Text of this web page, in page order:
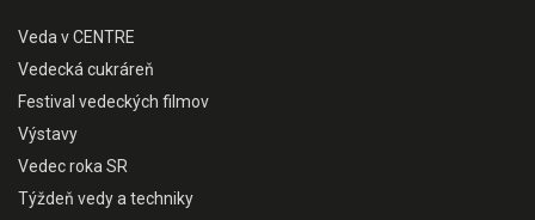
Veda v CENTRE
Vedecká cukráreň
Festival vedeckých filmov
Výstavy
Vedec roka SR
Týždeň vedy a techniky